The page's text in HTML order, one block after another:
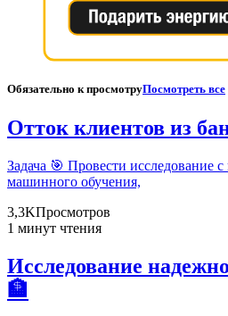
Обязательно к просмотруПосмотреть все
Отток клиентов из
Задача 🎯 Провести исследование
машинного обучения,
3,3KПросмотров
1 минут чтения
Исследование
🏦